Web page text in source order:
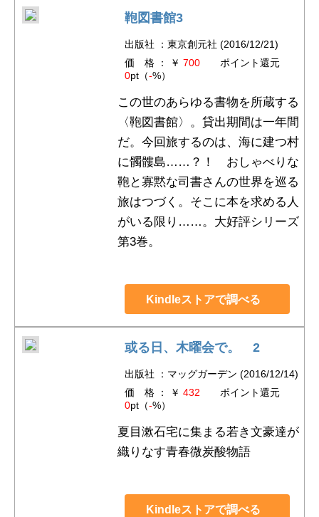
鞄図書館3
出版社 ：東京創元社 (2016/12/21)
価 格 ： ￥ 700ポイント還元
0pt（-%）
この世のあらゆる書物を所蔵する
〈鞄図書館〉。貸出期間は一年間
だ。今回旅するのは、海に建つ村
に髑髏島……？！ おしゃべりな
鞄と寡黙な司書さんの世界を巡る
旅はつづく。そこに本を求める人
がいる限り……。大好評シリーズ
第3巻。
Kindleストアで調べる
或る日、木曜会で。 2
出版社 ：マッグガーデン (2016/12/14)
価 格 ： ￥ 432 ポイント還元
0pt（-%）
夏目漱石宅に集まる若き文豪達が
織りなす青春微炭酸物語
Kindleストアで調べる